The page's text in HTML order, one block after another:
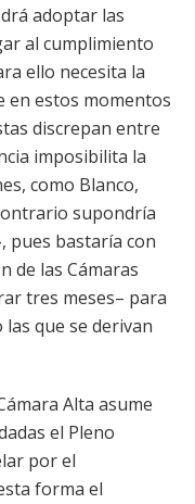
adoptar las
al cumplimiento
ello necesita la
en estos momentos
discrepan entre
imposibilita la
como Blanco,
supondría
pues bastaría con
de las Cámaras
tres meses– para
que se derivan
Alta asume
el Pleno
por el
forma el